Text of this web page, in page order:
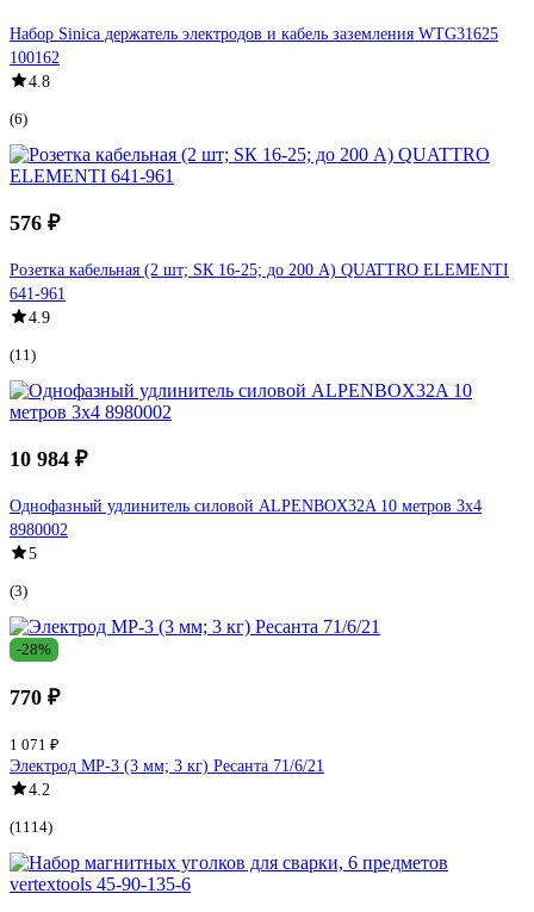
Набор Sinica держатель электродов и кабель заземления WTG31625
100162
4.8
(6)
576 ₽
Розетка кабельная (2 шт; SК 16-25; до 200 А) QUATTRO ELEMENTI
641-961
4.9
(11)
10 984 ₽
Однофазный удлинитель силовой ALPENBOX32A 10 метров 3х4
8980002
5
(3)
-28%
770 ₽
1 071 ₽
Электрод МР-3 (3 мм; 3 кг) Ресанта 71/6/21
4.2
(1114)